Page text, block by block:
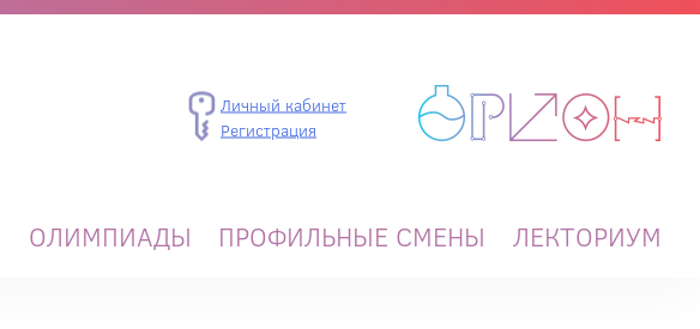
Личный кабинет
Регистрация
ОЛИМПИАДЫ ПРОФИЛЬНЫЕ СМЕНЫ ЛЕКТОРИУМ